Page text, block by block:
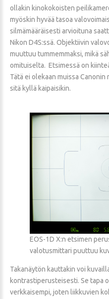
ollakin kinokokoisten
myöskin hyvää tasoa
silmämääräisesti arvioituna
Nikon D4S:ssä. Objektiivin
muuttuu tummemmaksi, mikä
omituiselta. Etsimessä on
Tätä ei olekaan muissa Canonin
sitä kyllä kaipaisikin.
EOS-1D X:n etsimen
valotusmittari puuttuu
Takanäytön kauttakin voi
kontrastiperusteisesti. Se tapa
verkkaisempi, joten liikkuvien